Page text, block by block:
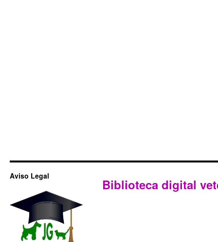
Aviso Legal
Biblioteca digital